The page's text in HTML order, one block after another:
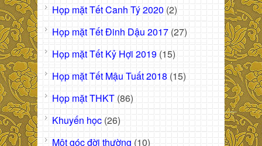
Họp mặt Tết Canh Tý 2020 (2)
Họp mặt Tết Đinh Dậu 2017 (27)
Họp mặt Tết Kỷ Hợi 2019 (15)
Họp mặt Tết Mậu Tuất 2018 (15)
Họp mặt THKT (86)
Khuyến học (26)
Một góc đời thường (10)